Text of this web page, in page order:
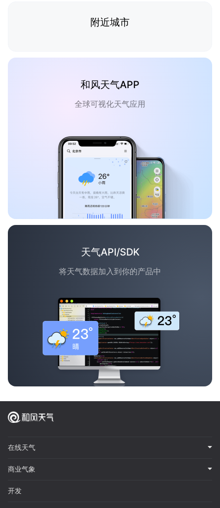
附近城市
和风天气APP
全球可视化天气应用
天气API/SDK
将天气数据加入到你的产品中
在线天气
商业气象
开发